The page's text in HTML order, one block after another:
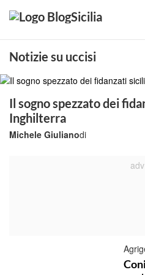
Notizie su uccisi
Il sogno spezzato dei
Inghilterra
di
Michele Giuliano